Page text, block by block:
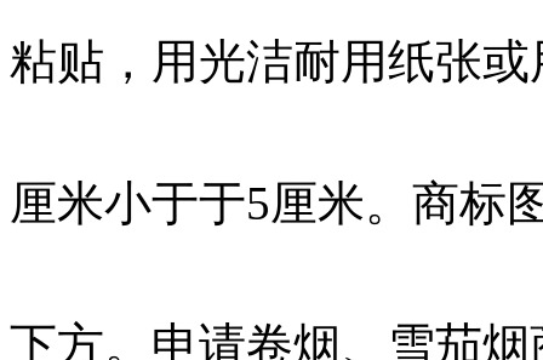
粘贴，用光洁耐用纸张
厘米小于于5厘米。商标
下方。申请卷烟、雪茄